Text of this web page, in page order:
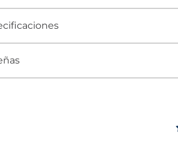
DE 0 A